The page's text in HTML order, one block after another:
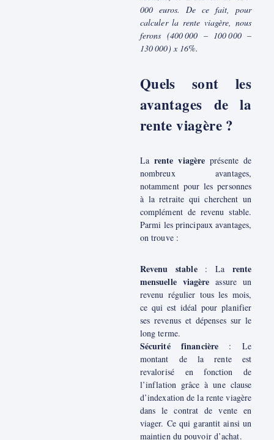
000 euros. De ce fait, pour
calculer la rente viagère, nous
ferons (400 000 – 100 000 –
130 000) x 16%.
Quels sont les
avantages de la
rente viagère ?
Larente viagère présente de
nombreux avantages,
notamment pour les personnes
à la retraite qui cherchent un
complément de revenu stable.
Parmi les principaux avantages,
on trouve :
Revenu stable: La rente
mensuelle viagère assure un
revenu régulier tous les mois,
ce qui est idéal pour planifier
ses revenus et dépenses sur le
long terme.
Sécurité financière : Le
montant de la rente est
revalorisé en fonction de
l’inflation grâce à une clause
d’indexation de la rente viagère
dans le contrat de vente en
viager. Ce qui garantit ainsi un
maintien du pouvoir d’achat.